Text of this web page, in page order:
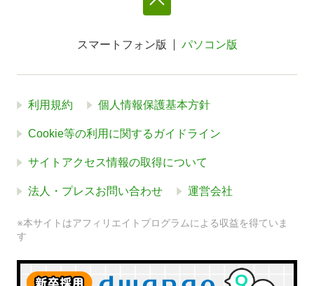
スマートフォン版 パソコン版
利用規約 個人情報保護基本方針
Cookie等の利用に関するガイドライン
サイトアクセス情報の取得について
法人・プレスお問い合わせ 運営会社
※本サイトはアフィリエイトプログラムによる収益を得ていま
す